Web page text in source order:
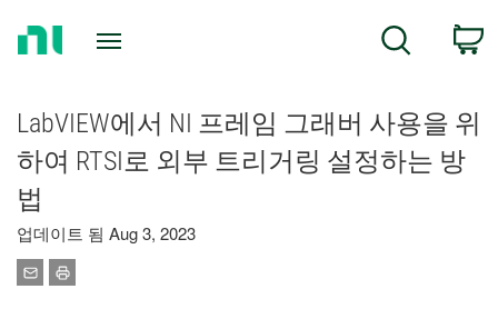
Search
LabVIEW에서 NI 프레임 그래버 사용을 위
하여 RTSI로 외부 트리거링 설정하는 방
법
업데이트 됨 Aug 3, 2023